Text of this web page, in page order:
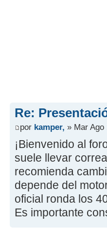
Re:
por kamper, » Mar Ago
¡Bienvenido al
suele llevar
recomienda
depende del
oficial ronda los
Es importante